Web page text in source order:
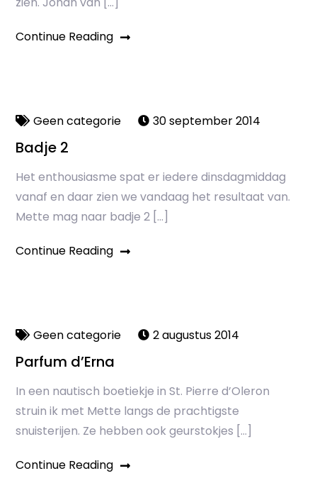
Continue Reading
Geen categorie 30 september 2014
Badje 2
Het enthousiasme spat er iedere dinsdagmiddag
vanaf en daar zien we vandaag het resultaat van.
Mette mag naar badje 2 […]
Continue Reading
Geen categorie 2 augustus 2014
Parfum d’Erna
In een nautisch boetiekje in St. Pierre d’Oleron
struin ik met Mette langs de prachtigste
snuisterijen. Ze hebben ook geurstokjes […]
Continue Reading